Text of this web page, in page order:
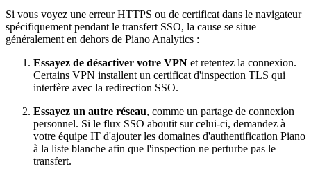
Si vous voyez une erreur HTTPS ou de certificat dans le navigateur
spécifiquement pendant le transfert SSO, la cause se situe
généralement en dehors de Piano Analytics :
Essayez de désactiver votre VPN et retentez la connexion.
Certains VPN installent un certificat d'inspection TLS qui
interfère avec la redirection SSO.
Essayez un autre réseau, comme un partage de connexion
personnel. Si le flux SSO aboutit sur celui-ci, demandez à
votre équipe IT d'ajouter les domaines d'authentification Piano
à la liste blanche afin que l'inspection ne perturbe pas le
transfert.